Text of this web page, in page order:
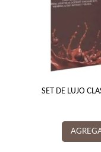
SET DE LUJO